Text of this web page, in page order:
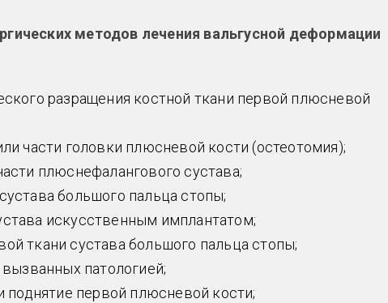
методов лечения вальгусной деформации
разращения костной ткани первой плюсневой
части головки плюсневой кости (остеотомия);
плюснефалангового сустава;
большого пальца стопы;
искусственным имплантатом;
ткани сустава большого пальца стопы;
патологией;
поднятие первой плюсневой кости;